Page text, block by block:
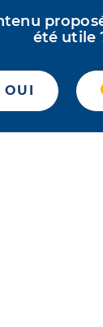
été utile
OUI